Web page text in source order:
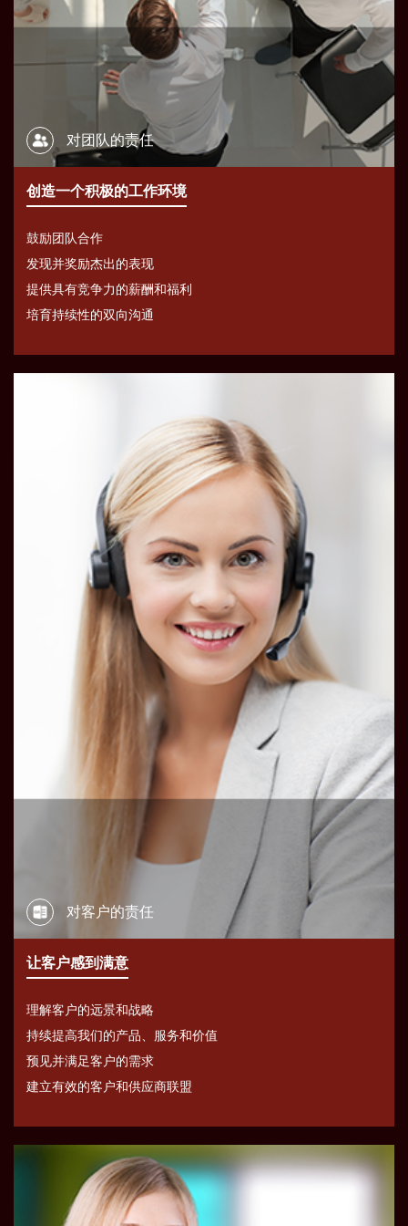
对团队的责任
创造一个积极的工作环境
鼓励团队合作
发现并奖励杰出的表现
提供具有竞争力的薪酬和福利
培育持续性的双向沟通
对客户的责任
让客户感到满意
理解客户的远景和战略
持续提高我们的产品、服务和价值
预见并满足客户的需求
建立有效的客户和供应商联盟